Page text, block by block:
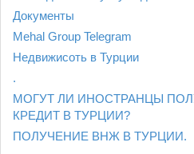
Документы
Mehal Group Telegram
Недвижисоть в Турции
.
МОГУТ ЛИ ИНОСТРАНЦЫ
КРЕДИТ В ТУРЦИИ?
ПОЛУЧЕНИЕ ВНЖ В ТУРЦИИ.